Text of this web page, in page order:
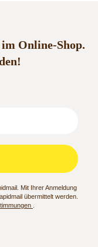
Online-Shop.
Mit Ihrer Anmeldung
übermittelt werden.
.